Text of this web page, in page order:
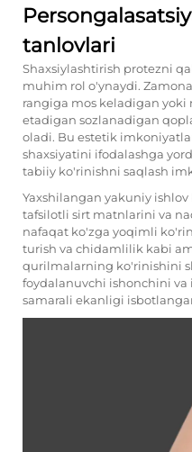
tanlovlari
Shaxsiylashtirish protezni
muhim rol o'ynaydi.
rangiga mos keladigan
etadigan sozlanadigan
oladi. Bu estetik
shaxsiyatini ifodalashga
tabiiy ko'rinishni saqlash
Yaxshilangan yakuniy
tafsilotli sirt matnlarini va
nafaqat ko'zga yoqimli
turish va chidamlilik kabi
qurilmalarning ko'rinishini
foydalanuvchi ishonchini
samarali ekanligi